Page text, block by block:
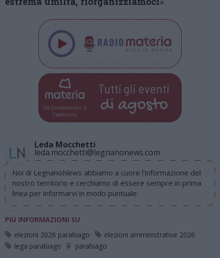
Via Confalonieri, 5
Castronno
Tutti gli eventi
di agosto
Leda Mocchetti
leda.mocchetti@legnanonews.com
Noi di LegnanoNews abbiamo a cuore l'informazione del
nostro territorio e cerchiamo di essere sempre in prima
linea per informarvi in modo puntuale.
PIÙ INFORMAZIONI SU
elezioni 2026 parabiago
elezioni amministrative 2026
lega parabiago
parabiago